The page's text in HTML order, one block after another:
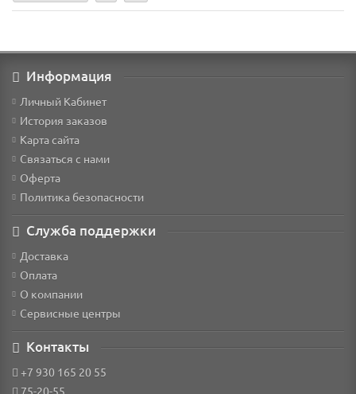
Информация
Личный Кабинет
История заказов
Карта сайта
Связаться с нами
Оферта
Политика безопасности
Служба поддержки
Доставка
Оплата
О компании
Сервисные центры
Контакты
+7 930 165 20 55
75-20-55